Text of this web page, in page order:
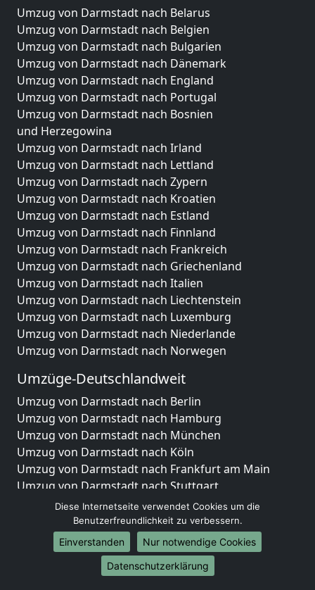
Umzug von Darmstadt nach Belarus
Umzug von Darmstadt nach Belgien
Umzug von Darmstadt nach Bulgarien
Umzug von Darmstadt nach Dänemark
Umzug von Darmstadt nach England
Umzug von Darmstadt nach Portugal
Umzug von Darmstadt nach Bosnien
und Herzegowina
Umzug von Darmstadt nach Irland
Umzug von Darmstadt nach Lettland
Umzug von Darmstadt nach Zypern
Umzug von Darmstadt nach Kroatien
Umzug von Darmstadt nach Estland
Umzug von Darmstadt nach Finnland
Umzug von Darmstadt nach Frankreich
Umzug von Darmstadt nach Griechenland
Umzug von Darmstadt nach Italien
Umzug von Darmstadt nach Liechtenstein
Umzug von Darmstadt nach Luxemburg
Umzug von Darmstadt nach Niederlande
Umzug von Darmstadt nach Norwegen
Umzüge-Deutschlandweit
Umzug von Darmstadt nach Berlin
Umzug von Darmstadt nach Hamburg
Umzug von Darmstadt nach München
Umzug von Darmstadt nach Köln
Umzug von Darmstadt nach Frankfurt am Main
Umzug von Darmstadt nach Stuttgart
Umzug von Darmstadt nach Düsseldorf
Umzug von Darmstadt nach Leipzig
Umzug von Darmstadt nach Dortmund
Umzug von Darmstadt nach Essen
Umzug von Darmstadt nach Bremen
Diese Internetseite verwendet Cookies um die
Benutzerfreundlichkeit zu verbessern.
Einverstanden
Nur notwendige Cookies
Datenschutzerklärung